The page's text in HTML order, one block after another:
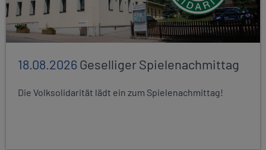
18.08.2026Geselliger Spielenachmittag
Die Volksolidarität lädt ein zum Spielenachmittag!